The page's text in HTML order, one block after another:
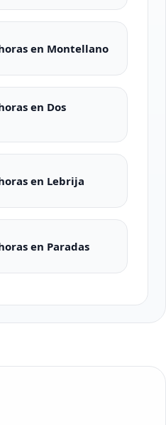
en Montellano
en Dos
en Lebrija
en Paradas